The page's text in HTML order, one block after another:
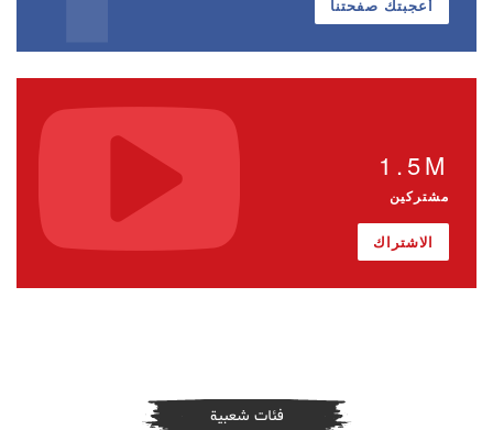
أعجبتك صفحتنا
1.5M
مشتركين
الاشتراك
فئات شعبية